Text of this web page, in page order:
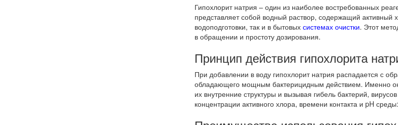
Гипохлорит натрия – один из наиболее востребованных
представляет собой водный раствор, содержащий
водоподготовки, так и в бытовых системах очистки. Этот
в обращении и простоту дозирования.
Принцип действия гипохлорита
При добавлении в воду гипохлорит натрия распадается с
обладающего мощным бактерицидным действием. Именно
их внутренние структуры и вызывая гибель бактерий,
концентрации активного хлора, времени контакта и pH